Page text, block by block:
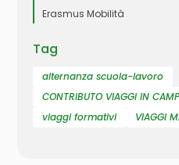
Erasmus Mobilità
Tag
alternanza scuola-lavoro
CONTRIBUTO VIAGGI IN
viaggi formativi
VIAGGI